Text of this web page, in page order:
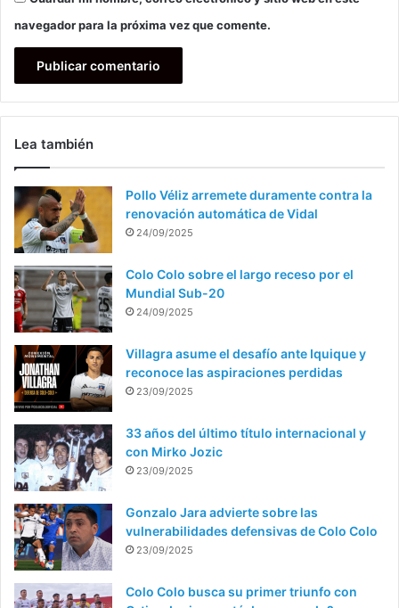
navegador para la próxima vez que comente.
Lea también
Pollo Véliz arremete duramente contra la
renovación automática de Vidal
24/09/2025
Colo Colo sobre el largo receso por el
Mundial Sub-20
24/09/2025
Villagra asume el desafío ante Iquique y
reconoce las aspiraciones perdidas
23/09/2025
33 años del último título internacional y
con Mirko Jozic
23/09/2025
Gonzalo Jara advierte sobre las
vulnerabilidades defensivas de Colo Colo
23/09/2025
Colo Colo busca su primer triunfo con